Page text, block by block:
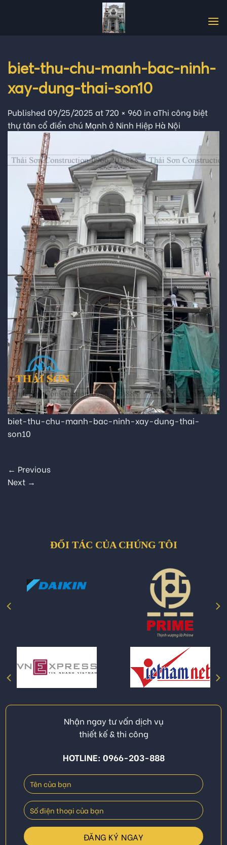
biet-thu-chu-manh-bac-ninh-
xay-dung-thai-son10
Published 09/25/2025 at720 × 960 in aThi công biệt
thự tân cổ điển chú Mạnh ở Ninh Hiệp Hà Nội
biet-thu-chu-manh-bac-ninh-xay-dung-thai-
son10
← Previous
Next →
ĐỐI TÁC CỦA CHÚNG TÔI
Nhận ngay tư vấn dịch vụ
thiết kế & thi công
HOTLINE: 0966-203-888